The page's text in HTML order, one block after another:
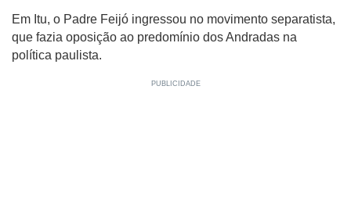
Em Itu, o Padre Feijó ingressou no movimento separatista,
que fazia oposição ao predomínio dos Andradas na
política paulista.